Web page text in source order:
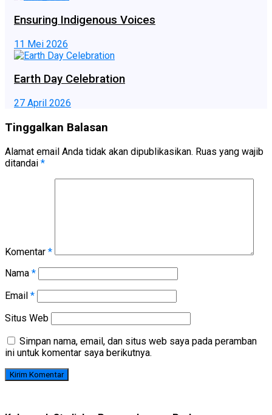
Ensuring Indigenous Voices
11 Mei 2026
Earth Day Celebration
27 April 2026
Tinggalkan Balasan
Alamat email Anda tidak akan dipublikasikan. Ruas yang wajib
ditandai *
Komentar *
Nama *
Email *
Situs Web
Simpan nama, email, dan situs web saya pada peramban
ini untuk komentar saya berikutnya.